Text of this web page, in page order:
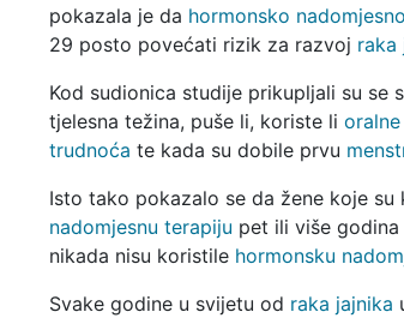
pokazala je da hormonsko
29 posto povećati rizik za razvoj raka
Kod sudionica studije prikupljali su se
tjelesna težina, puše li, koriste li
trudnoća te kada su dobile prvu
Isto tako pokazalo se da žene koje su
nadomjesnu terapiju pet ili više
nikada nisu koristile hormonsku
Svake godine u svijetu od raka jajnika